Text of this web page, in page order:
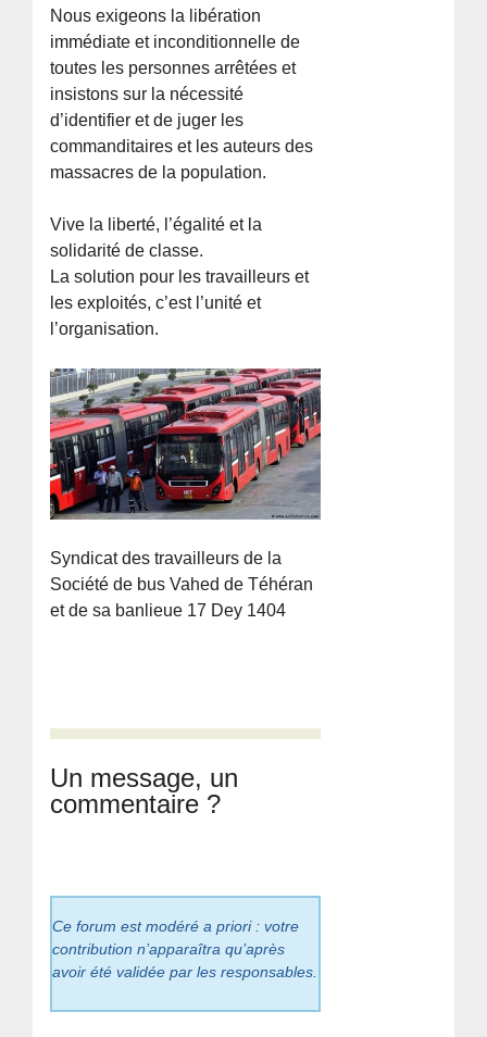
Nous exigeons la libération
immédiate et inconditionnelle de
toutes les personnes arrêtées et
insistons sur la nécessité
d’identifier et de juger les
commanditaires et les auteurs des
massacres de la population.
Vive la liberté, l’égalité et la
solidarité de classe.
La solution pour les travailleurs et
les exploités, c’est l’unité et
l’organisation.
Syndicat des travailleurs de la
Société de bus Vahed de Téhéran
et de sa banlieue 17 Dey 1404
Un message, un
commentaire ?
Ce forum est modéré a priori : votre
contribution n’apparaîtra qu’après
avoir été validée par les responsables.